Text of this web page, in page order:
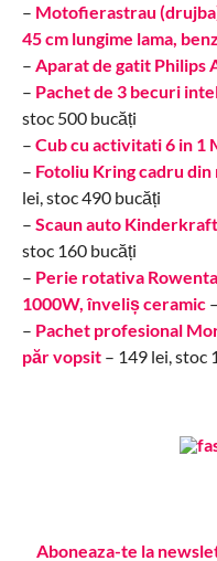
– Motofierastrau
45 cm lungime lama,
– Aparat de gatit Philips
– Pachet de 3 becuri
stoc 500 bucăți
– Cub cu activitati 6 in 1
– Fotoliu Kring cadru
lei, stoc 490 bucăți
– Scaun auto
stoc 160 bucăți
– Perie rotativa
1000W, înveliș ceramic
– Pachet profesional
păr vopsit– 149 lei, stoc
Aboneaza-te la